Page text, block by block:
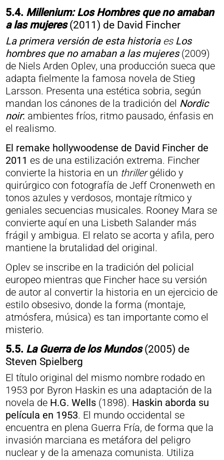
5.4. Millenium: Los Hombres que no amaban
a las mujeres (2011) de David Fincher
La primera versión de esta historiaes Los
hombres que no amaban a las mujeres(2009)
de Niels Arden Oplev, una producción sueca que
adapta fielmente la famosa novela de Stieg
Larsson. Presenta una estética sobria, según
mandan los cánones de la tradición del Nordic
noir: ambientes fríos, ritmo pausado, énfasis en
el realismo.
El remake hollywoodense de David Fincher de
2011 es de una estilización extrema. Fincher
convierte la historia en un thrillergélido y
quirúrgico con fotografía de Jeff Cronenweth en
tonos azules y verdosos, montaje rítmico y
geniales secuencias musicales. Rooney Mara se
convierte aquí en una Lisbeth Salander más
frágil y ambigua. El relato se acorta y afila, pero
mantiene la brutalidad del original.
Oplev se inscribe en la tradición del policial
europeo mientras que Fincher hace su versión
de autor al convertir la historia en un ejercicio de
estilo obsesivo, donde la forma (montaje,
atmósfera, música) es tan importante como el
misterio.
5.5. La Guerra de los Mundos (2005) de
Steven Spielberg
El título original del mismo nombre rodado en
1953 por Byron Haskin es una adaptación de la
novela deH.G. Wells (1898). Haskin aborda su
película en 1953. El mundo occidental se
encuentra en plena Guerra Fría, de forma que la
invasión marciana es metáfora del peligro
nuclear y de la amenaza comunista. Utiliza